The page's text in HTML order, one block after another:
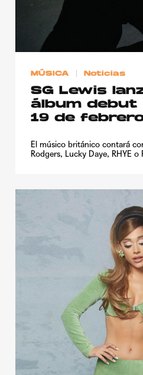
MÚSICA Noticias
SG Lewis
álbum debut
19 de
El músico británico contará
Rodgers, Lucky Daye, RHYE o